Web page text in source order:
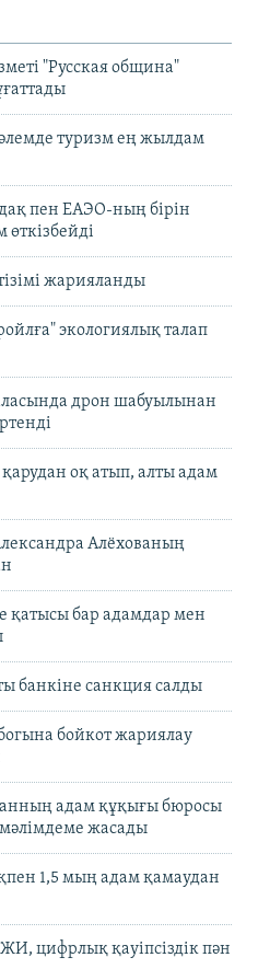
"Русская община"
туризм ең жылдам
пен ЕАЭО-ның бірін
жарияланды
экологиялық талап
дрон шабуылынан
оқ атып, алты адам
Алёхованың
қатысы бар адамдар мен
банкіне санкция салды
бойкот жариялау
адам құқығы бюросы
жасады
1,5 мың адам қамаудан
цифрлық қауіпсіздік пән